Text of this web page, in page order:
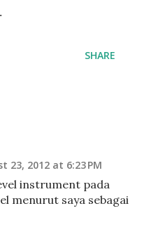
SHARE
23, 2012 at 6:23 PM
instrument pada
menurut saya sebagai